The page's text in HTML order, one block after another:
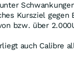
Kursziel
bzw. über
auch Calibre